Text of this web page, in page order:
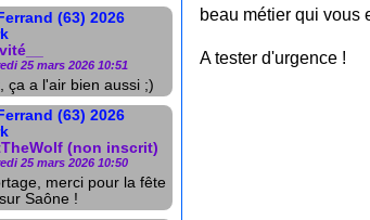
(63) 2026
25 mars 2026 10:51
ça a l'air bien aussi ;)
(63) 2026
(non inscrit)
25 mars 2026 10:50
merci pour la fête
Saône !
beau métier qui vous
A tester d'urgence !